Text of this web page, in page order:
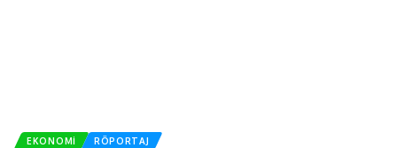
EKONOMI RÖPORTAJ